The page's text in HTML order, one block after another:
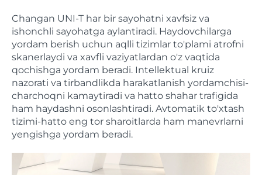
Changan UNI-T har bir sayohatni xavfsiz va
ishonchli sayohatga aylantiradi. Haydovchilarga
yordam berish uchun aqlli tizimlar to'plami atrofni
skanerlaydi va xavfli vaziyatlardan o'z vaqtida
qochishga yordam beradi. Intellektual kruiz
nazorati va tirbandlikda harakatlanish yordamchisi-
charchoqni kamaytiradi va hatto shahar trafigida
ham haydashni osonlashtiradi. Avtomatik to'xtash
tizimi-hatto eng tor sharoitlarda ham manevrlarni
yengishga yordam beradi.